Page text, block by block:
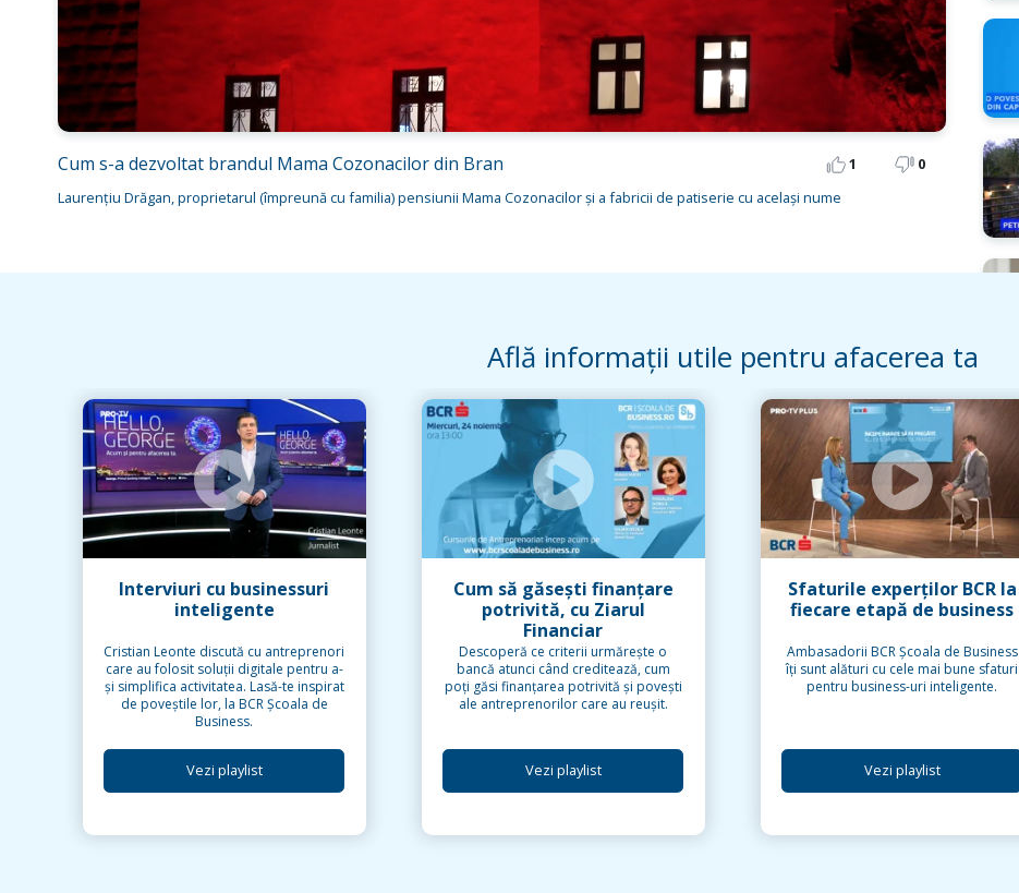
Cum s-a dezvoltat brandul Mama Cozonacilor din Bran 1
0
Laurențiu Drăgan, proprietarul (împreună cu familia) pensiunii Mama Cozonacilor și a fabricii de patiserie cu același nume
Află informații utile pentru afacerea ta
Interviuri cu businessuri
inteligente
Cristian Leonte discută cu antreprenori
care au folosit soluții digitale pentru a-
și simplifica activitatea. Lasă-te inspirat
de poveștile lor, la BCR Școala de
Business.
Vezi playlist
Cum să găsești finanțare
potrivită, cu Ziarul
Financiar
Descoperă ce criterii urmărește o
bancă atunci când creditează, cum
poți găsi finanțarea potrivită și povești
ale antreprenorilor care au reușit.
Vezi playlist
Sfaturile experților BCR la
fiecare etapă de business
Ambasadorii BCR Școala de Business
îți sunt alături cu cele mai bune sfaturi
pentru business-uri inteligente.
Vezi playlist